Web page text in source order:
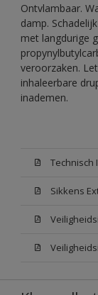
Ontvlambaar.
damp.
met langdurige
veroorzaken.
inhaleerbare
inademen.
Technisch